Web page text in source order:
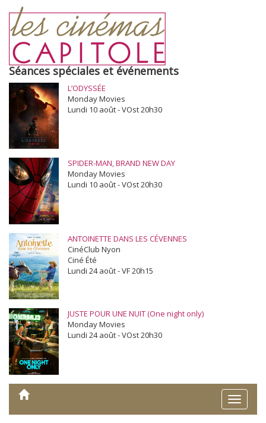
Séances spéciales et événements
L’ODYSSÉE
Monday Movies
Lundi 10 août - VOst 20h30
SPIDER-MAN, BRAND NEW DAY
Monday Movies
Lundi 10 août - VOst 20h30
ANTOINETTE DANS LES CÉVENNES
CinéClub Nyon
Ciné Été
Lundi 24 août - VF 20h15
JUSTE POUR UNE NUIT (One night only)
Monday Movies
Lundi 24 août - VOst 20h30
Toggle